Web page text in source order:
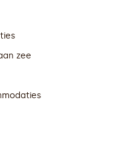
zee